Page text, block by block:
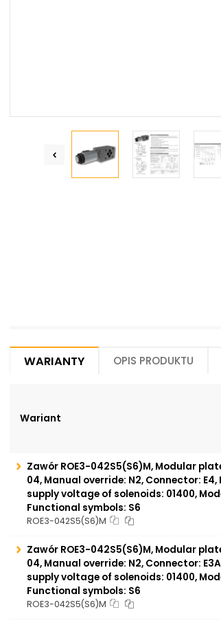
Warianty Opis produktu
Wariant
Zawór ROE3-042S5(S6)M, Modular
04, Manual override: N2, Connector: E4,
supply voltage of solenoids: 01400,
Functional symbols: S6
ROE3-042S5(S6)M
Zawór ROE3-042S5(S6)M, Modular
04, Manual override: N2, Connector:
supply voltage of solenoids: 01400,
Functional symbols: S6
ROE3-042S5(S6)M